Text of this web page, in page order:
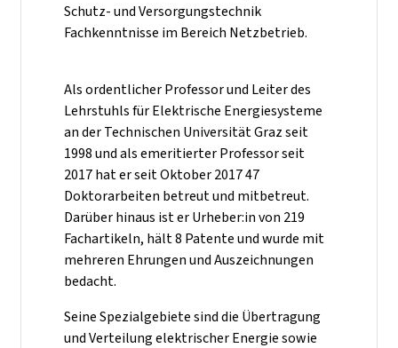
Schutz- und Versorgungstechnik
Fachkenntnisse im Bereich Netzbetrieb.
Als ordentlicher Professor und Leiter des
Lehrstuhls für Elektrische Energiesysteme
an der Technischen Universität Graz seit
1998 und als emeritierter Professor seit
2017 hat er seit Oktober 2017 47
Doktorarbeiten betreut und mitbetreut.
Darüber hinaus ist er Urheber:in von 219
Fachartikeln, hält 8 Patente und wurde mit
mehreren Ehrungen und Auszeichnungen
bedacht.
Seine Spezialgebiete sind die Übertragung
und Verteilung elektrischer Energie sowie